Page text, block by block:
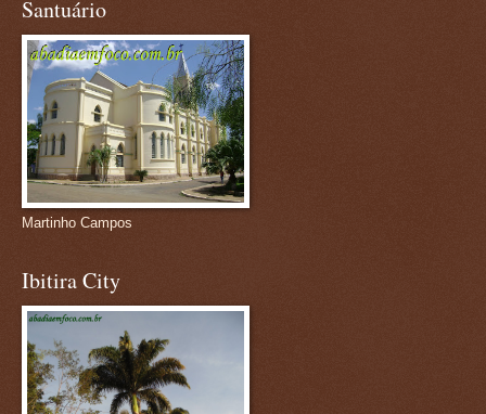
Santuário
Martinho Campos
Ibitira City